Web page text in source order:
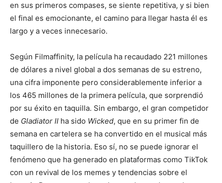
en sus primeros compases, se siente repetitiva, y si bien
el final es emocionante, el camino para llegar hasta él es
largo y a veces innecesario.
Según Filmaffinity, la película ha recaudado 221 millones
de dólares a nivel global a dos semanas de su estreno,
una cifra imponente pero considerablemente inferior a
los 465 millones de la primera película, que sorprendió
por su éxito en taquilla. Sin embargo, el gran competidor
de Gladiator II ha sido Wicked, que en su primer fin de
semana en cartelera se ha convertido en el musical más
taquillero de la historia. Eso sí, no se puede ignorar el
fenómeno que ha generado en plataformas como TikTok
con un revival de los memes y tendencias sobre el